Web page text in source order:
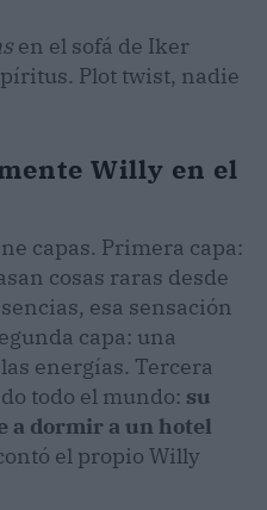
en el sofá de Iker
Plot twist, nadie
Willy en el
capas. Primera capa:
cosas raras desde
esa sensación
capa: una
energías. Tercera
todo el mundo: su
a dormir a un hotel
el propio Willy